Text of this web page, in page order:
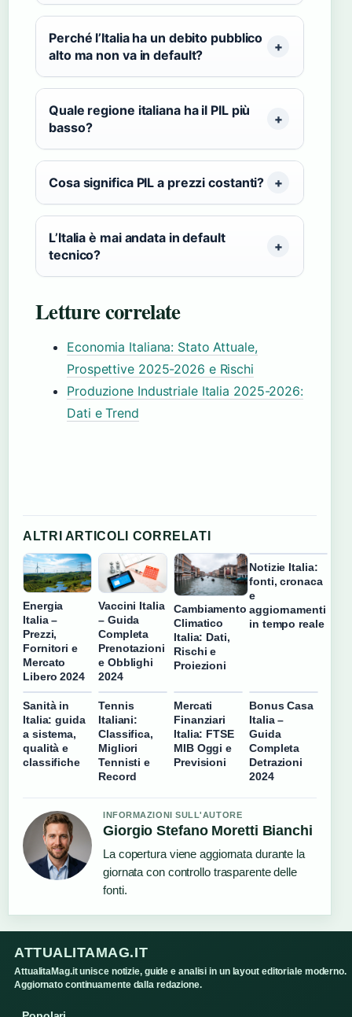
Perché l’Italia ha un debito pubblico
alto ma non va in default?
Quale regione italiana ha il PIL più
basso?
Cosa significa PIL a prezzi costanti?
L’Italia è mai andata in default
tecnico?
Letture correlate
Economia Italiana: Stato Attuale,
Prospettive 2025-2026 e Rischi
Produzione Industriale Italia 2025-2026:
Dati e Trend
ALTRI ARTICOLI CORRELATI
Energia
Italia –
Prezzi,
Fornitori e
Mercato
Libero 2024
Vaccini Italia
– Guida
Completa
Prenotazioni
e Obblighi
2024
Cambiamento
Climatico
Italia: Dati,
Rischi e
Proiezioni
Notizie Italia:
fonti, cronaca
e
aggiornamenti
in tempo reale
Sanità in
Italia: guida
a sistema,
qualità e
classifiche
Tennis
Italiani:
Classifica,
Migliori
Tennisti e
Record
Mercati
Finanziari
Italia: FTSE
MIB Oggi e
Previsioni
Bonus Casa
Italia –
Guida
Completa
Detrazioni
2024
INFORMAZIONI SULL'AUTORE
Giorgio Stefano Moretti Bianchi
La copertura viene aggiornata durante la
giornata con controllo trasparente delle
fonti.
ATTUALITAMAG.IT
AttualitaMag.it unisce notizie, guide e analisi in un layout editoriale moderno.
Aggiornato continuamente dalla redazione.